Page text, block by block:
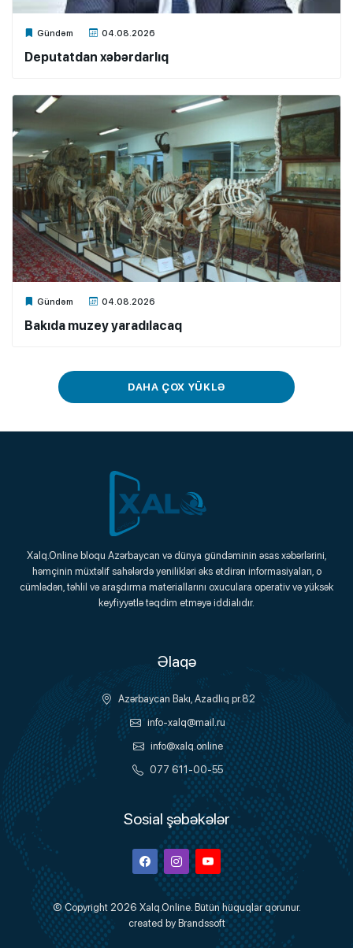
Gündəm 04.08.2026
Xalq.Online
Deputatdan xəbərdarlıq
Gündəm 04.08.2026
Xalq.Online
Bakıda muzey yaradılacaq
DAHA ÇOX YÜKLƏ
Xalq.Online
Onlayn Platforma
Xalq.Online bloqu Azərbaycan və dünya gündəminin əsas xəbərlərini,
həmçinin müxtəlif sahələrdə yenilikləri əks etdirən informasiyaları, o
cümlədən, təhlil və araşdırma materiallarını oxuculara operativ və yüksək
keyfiyyətlə təqdim etməyə iddialıdır.
Əlaqə
Azərbaycan Bakı, Azadlıq pr.82
info-xalq@mail.ru
info@xalq.online
077 611-00-55
Sosial şəbəkələr
FacebookInstagramYoutube
© Copyright 2026 Xalq.Online. Bütün hüquqlar qorunur.
created by Brandssoft